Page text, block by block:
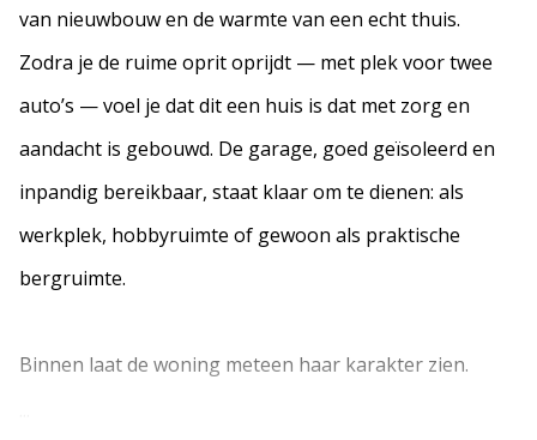
van nieuwbouw en de warmte van een echt thuis.
Zodra je de ruime oprit oprijdt — met plek voor twee
auto’s — voel je dat dit een huis is dat met zorg en
aandacht is gebouwd. De garage, goed geïsoleerd en
inpandig bereikbaar, staat klaar om te dienen: als
werkplek, hobbyruimte of gewoon als praktische
bergruimte.
Binnen laat de woning meteen haar karakter zien.